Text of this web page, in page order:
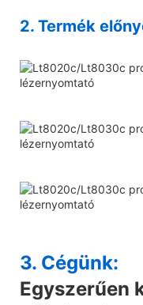
2. Termék
3. Cégünk:
Egyszerűen